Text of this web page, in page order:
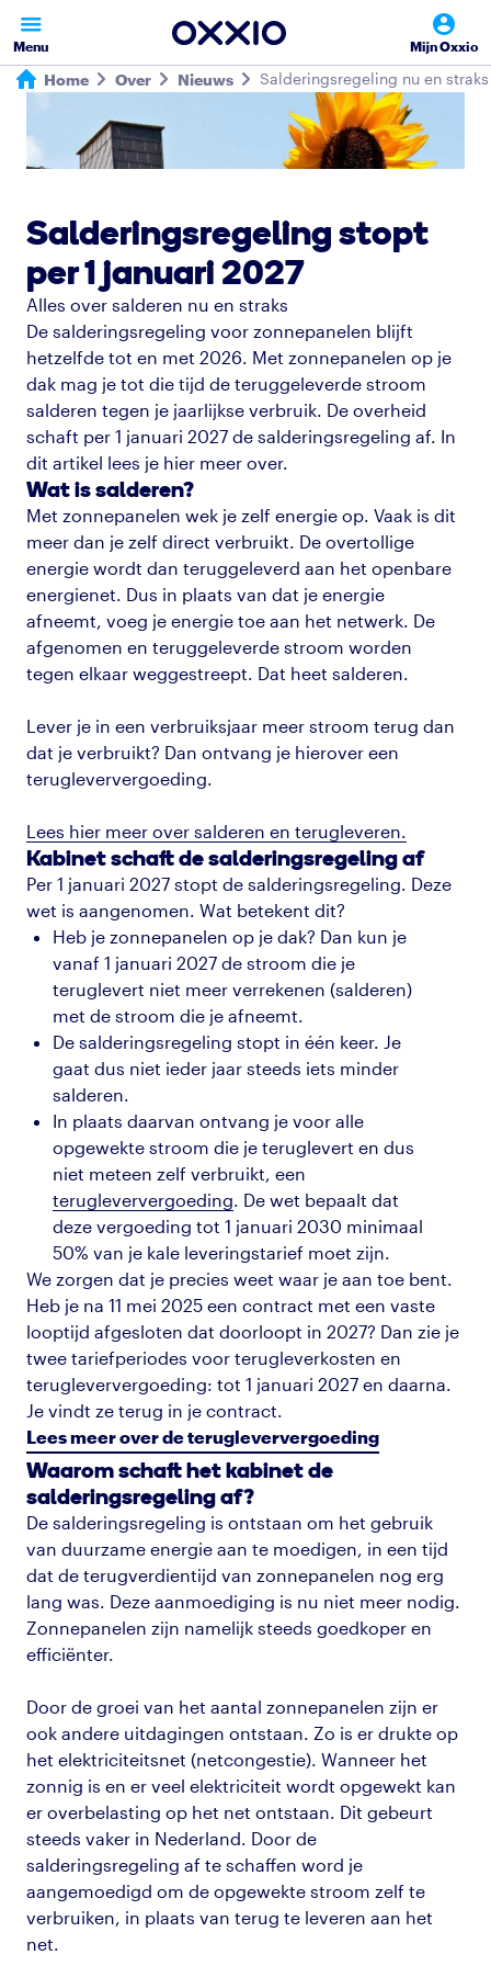
Menu Mijn Oxxio
Home Over Nieuws Salderingsregeling nu en straks
Salderingsregeling stopt
per 1 januari 2027
Alles over salderen nu en straks
De salderingsregeling voor zonnepanelen blijft
hetzelfde tot en met 2026. Met zonnepanelen op je
dak mag je tot die tijd de teruggeleverde stroom
salderen tegen je jaarlijkse verbruik. De overheid
schaft per 1 januari 2027 de salderingsregeling af. In
dit artikel lees je hier meer over.
Wat is salderen?
Met zonnepanelen wek je zelf energie op. Vaak is dit
meer dan je zelf direct verbruikt. De overtollige
energie wordt dan teruggeleverd aan het openbare
energienet. Dus in plaats van dat je energie
afneemt, voeg je energie toe aan het netwerk. De
afgenomen en teruggeleverde stroom worden
tegen elkaar weggestreept. Dat heet salderen.
Lever je in een verbruiksjaar meer stroom terug dan
dat je verbruikt? Dan ontvang je hierover een
terugleververgoeding.
Lees hier meer over salderen en terugleveren.
Kabinet schaft de salderingsregeling af
Per 1 januari 2027 stopt de salderingsregeling. Deze
wet is aangenomen. Wat betekent dit?
Heb je zonnepanelen op je dak? Dan kun je
vanaf 1 januari 2027 de stroom die je
teruglevert niet meer verrekenen (salderen)
met de stroom die je afneemt.
De salderingsregeling stopt in één keer. Je
gaat dus niet ieder jaar steeds iets minder
salderen.
In plaats daarvan ontvang je voor alle
opgewekte stroom die je teruglevert en dus
niet meteen zelf verbruikt, een
terugleververgoeding. De wet bepaalt dat
deze vergoeding tot 1 januari 2030 minimaal
50% van je kale leveringstarief moet zijn.
We zorgen dat je precies weet waar je aan toe bent.
Heb je na 11 mei 2025 een contract met een vaste
looptijd afgesloten dat doorloopt in 2027? Dan zie je
twee tariefperiodes voor terugleverkosten en
terugleververgoeding: tot 1 januari 2027 en daarna.
Je vindt ze terug in je contract.
Lees meer over de terugleververgoeding
Waarom schaft het kabinet de
salderingsregeling af?
De salderingsregeling is ontstaan om het gebruik
van duurzame energie aan te moedigen, in een tijd
dat de terugverdientijd van zonnepanelen nog erg
lang was. Deze aanmoediging is nu niet meer nodig.
Zonnepanelen zijn namelijk steeds goedkoper en
efficiënter.
Door de groei van het aantal zonnepanelen zijn er
ook andere uitdagingen ontstaan. Zo is er drukte op
het elektriciteitsnet (netcongestie). Wanneer het
zonnig is en er veel elektriciteit wordt opgewekt kan
er overbelasting op het net ontstaan. Dit gebeurt
steeds vaker in Nederland. Door de
salderingsregeling af te schaffen word je
aangemoedigd om de opgewekte stroom zelf te
verbruiken, in plaats van terug te leveren aan het
net.